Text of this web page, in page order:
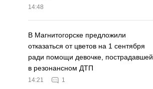
14:48
В Магнитогорске предложили
отказаться от цветов на 1 сентября
ради помощи девочке, пострадавшей
в резонансном ДТП
14:21 1